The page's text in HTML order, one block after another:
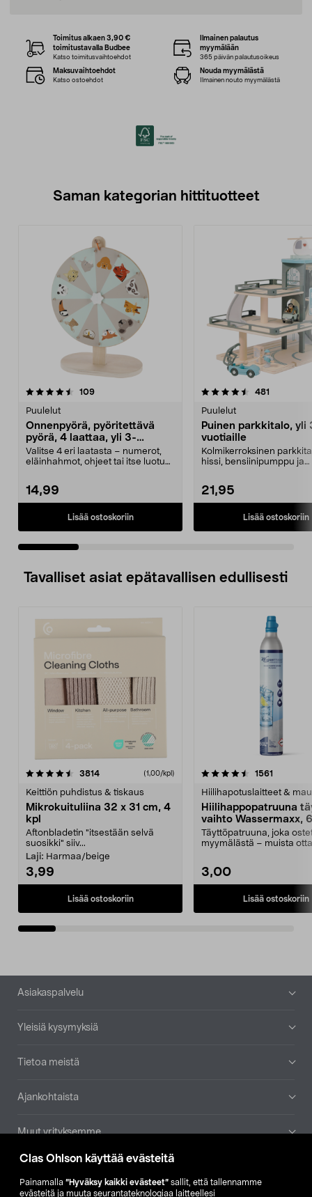
Clas Ohlson käyttää evästeitä
Painamalla ”Hyväksy kaikki evästeet” sallit, että tallennamme
evästeitä ja muuta seurantateknologiaa laitteellesi
Toimitus alkaen 3,90 €
toimitustavalla Budbee
Katso toimitusvaihtoehdot
Ilmainen palautus
myymälään
365 päivän palautusoikeus
Maksuvaihtoehdot
Katso ostoehdot
Nouda myymälästä
Ilmainen nouto myymälästä
Saman kategorian hittituotteet
109arvostelut
Puulelut
Onnenpyörä, pyöritettävä
pyörä, 4 laattaa, yli 3-
vuotiaille
Valitse 4 eri laatasta – numerot,
eläinhahmot, ohjeet tai itse luotu
14,99
Lisää ostoskoriin
4.5 viidestä
481
Puulelut
Puinen parkkitalo, yli
vuotiaille
Kolmikerroksinen
hissi, bensiinipumppu ja
21,95
Lisää ostoskoriin
4.5 viidestä
Tavalliset asiat epätavallisen edullisesti
3814arvostelut (1,00/kpl)
Keittiön puhdistus & tiskaus
Mikrokuituliina 32 x 31 cm, 4
kpl
Aftonbladetin "itsestään selvä
suosikki" siiv...
Laji: Harmaa/beige
3,99
Lisää ostoskoriin
4.5viidestä
1561
Hiilihapotuslaitteet &
Hiilihappopatruuna
vaihto Wassermaxx,
Täyttöpatruuna, joka
myymälästä – muista
3,00
Lisää ostoskoriin
4.5viidestä
Alatunniste
Asiakaspalvelu
Yleisiä kysymyksiä
Tietoa meistä
Ajankohtaista
Muut yrityksemme
Etsi myymälä